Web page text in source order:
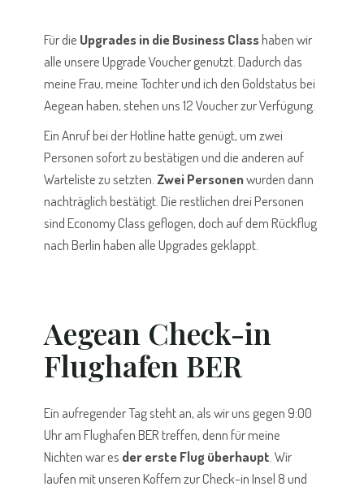
Für die Upgrades in die Business Classhaben wir
alle unsere Upgrade Voucher genutzt. Dadurch das
meine Frau, meine Tochter und ich den Goldstatus bei
Aegean haben, stehen uns 12 Voucher zur Verfügung.
Ein Anruf bei der Hotline hatte genügt, um zwei
Personen sofort zu bestätigen und die anderen auf
Warteliste zu setzten. Zwei Personenwurden dann
nachträglich bestätigt. Die restlichen drei Personen
sind Economy Class geflogen, doch auf dem Rückflug
nach Berlin haben alle Upgrades geklappt.
Aegean Check-in
Flughafen BER
Ein aufregender Tag steht an, als wir uns gegen 9:00
Uhr am Flughafen BER treffen, denn für meine
Nichten war es der erste Flug überhaupt . Wir
laufen mit unseren Koffern zur Check-in Insel 8 und